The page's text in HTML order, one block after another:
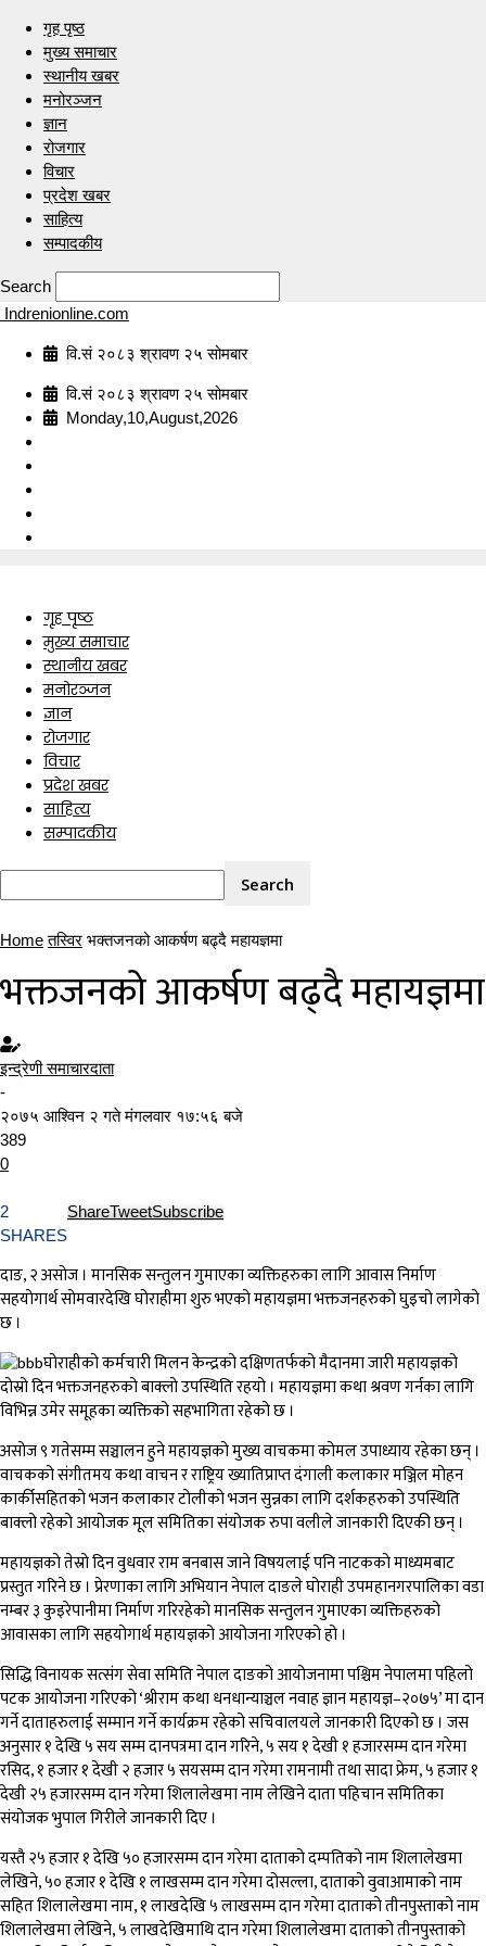
गृह पृष्ठ
मुख्य समाचार
स्थानीय खबर
मनोरञ्जन
ज्ञान
रोजगार
विचार
प्रदेश खबर
साहित्य
सम्पादकीय
Search
Indrenionline.com
वि.सं २०८३ श्रावण २५ सोमबार
वि.सं २०८३ श्रावण २५ सोमबार
Monday,10,August,2026
गृह पृष्ठ
मुख्य समाचार
स्थानीय खबर
मनोरञ्जन
ज्ञान
रोजगार
विचार
प्रदेश खबर
साहित्य
सम्पादकीय
Home तस्विर भक्तजनको आकर्षण बढ्दै महायज्ञमा
भक्तजनको आकर्षण बढ्दै महायज्ञमा
इन्द्रेणी समाचारदाता
-
२०७५ आश्विन २ गते मंगलवार १७:५६ बजे
389
0
2
SHARES
ShareTweetSubscribe
दाङ, २ असोज । मानसिक सन्तुलन गुमाएका व्यक्तिहरुका लागि आवास निर्माण
सहयोगार्थ सोमवारदेखि घोराहीमा शुरु भएको महायज्ञमा भक्तजनहरुको घुइचो लागेको
छ ।
घोराहीको कर्मचारी मिलन केन्द्रको दक्षिणतर्फको मैदानमा जारी महायज्ञको
दोस्रो दिन भक्तजनहरुको बाक्लो उपस्थिति रहयो । महायज्ञमा कथा श्रवण गर्नका लागि
विभिन्न उमेर समूहका व्यक्तिको सहभागिता रहेको छ ।
असोज ९ गतेसम्म सञ्चालन हुने महायज्ञको मुख्य वाचकमा कोमल उपाध्याय रहेका छन् ।
वाचकको संगीतमय कथा वाचन र राष्ट्रिय ख्यातिप्राप्त दंगाली कलाकार मञ्जिल मोहन
कार्कीसहितको भजन कलाकार टोलीको भजन सुन्नका लागि दर्शकहरुको उपस्थिति
बाक्लो रहेको आयोजक मूल समितिका संयोजक रुपा वलीले जानकारी दिएकी छन् ।
महायज्ञको तेस्रो दिन वुधवार राम बनबास जाने विषयलाई पनि नाटकको माध्यमबाट
प्रस्तुत गरिने छ । प्रेरणाका लागि अभियान नेपाल दाङले घोराही उपमहानगरपालिका वडा
नम्बर ३ कुइरेपानीमा निर्माण गरिरहेको मानसिक सन्तुलन गुमाएका व्यक्तिहरुको
आवासका लागि सहयोगार्थ महायज्ञको आयोजना गरिएको हो ।
सिद्धि विनायक सत्संग सेवा समिति नेपाल दाङको आयोजनामा पश्चिम नेपालमा पहिलो
पटक आयोजना गरिएको ‘श्रीराम कथा धनधान्याञ्चल नवाह ज्ञान महायज्ञ–२०७५’ मा दान
गर्ने दाताहरुलाई सम्मान गर्ने कार्यक्रम रहेको सचिवालयले जानकारी दिएको छ । जस
अनुसार १ देखि ५ सय सम्म दानपत्रमा दान गरिने, ५ सय १ देखी १ हजारसम्म दान गरेमा
रसिद, १ हजार १ देखी २ हजार ५ सयसम्म दान गरेमा रामनामी तथा सादा फ्रेम, ५ हजार १
देखी २५ हजारसम्म दान गरेमा शिलालेखमा नाम लेखिने दाता पहिचान समितिका
संयोजक भुपाल गिरीले जानकारी दिए ।
यस्तै २५ हजार १ देखि ५० हजारसम्म दान गरेमा दाताको दम्पतिको नाम शिलालेखमा
लेखिने, ५० हजार १ देखि १ लाखसम्म दान गरेमा दोसल्ला, दाताको वुवाआमाको नाम
सहित शिलालेखमा नाम, १ लाखदेखि ५ लाखसम्म दान गरेमा दाताको तीनपुस्ताको नाम
शिलालेखमा लेखिने, ५ लाखदेखिमाथि दान गरेमा शिलालेखमा दाताको तीनपुस्ताको